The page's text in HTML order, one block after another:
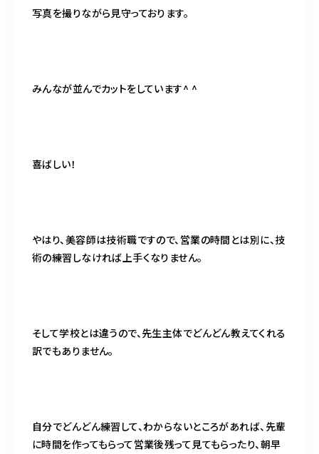
写真を撮りながら見守っております。
みんなが並んでカットをしています^ ^
喜ばしい！
やはり、美容師は技術職ですので、営業の時間とは別に、技
術の練習しなければ上手くなりません。
そして学校とは違うので、先生主体でどんどん教えてくれる
訳でもありません。
自分でどんどん練習して、わからないところがあれば、先輩
に時間を作ってもらって営業後残って見てもらったり、朝早